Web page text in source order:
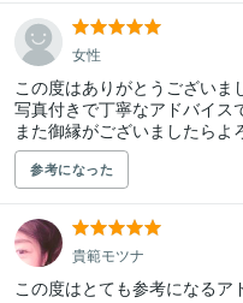
女性
この度はありがとうございま
写真付きで丁寧なアドバイス
また御縁がございましたらよ
参考になった
貴範モツナ
この度はとても参考になるア